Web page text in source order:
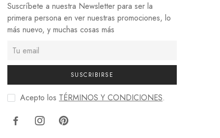
Suscríbete a nuestra Newsletter para ser la
primera persona en ver nuestras promociones, lo
más nuevo, y muchas cosas más
SUSCRIBIRSE
Acepto los TÉRMINOS Y CONDICIONES.